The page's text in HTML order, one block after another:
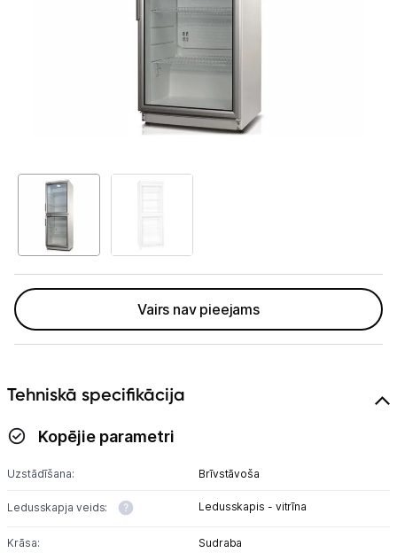
Telefoni, planšetdatori
Viedierīces
Lielā tehnika
Ledusskapji
Vīna skapji
Trauku mazgājamās mašīnas
Veļas mašīnas
Sadzīves tehnikas aksesuāri
Plītis
Vairs nav pieejams
Tehniskā specifikācija
Kopējie parametri
Uzstādīšana: Brīvstāvoša
Ledusskapja veids: Ledusskapis - vitrīna
Krāsa: Sudraba